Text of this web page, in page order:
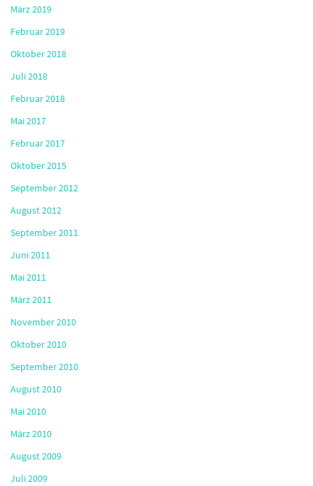
März 2019
Februar 2019
Oktober 2018
Juli 2018
Februar 2018
Mai 2017
Februar 2017
Oktober 2015
September 2012
August 2012
September 2011
Juni 2011
Mai 2011
März 2011
November 2010
Oktober 2010
September 2010
August 2010
Mai 2010
März 2010
August 2009
Juli 2009